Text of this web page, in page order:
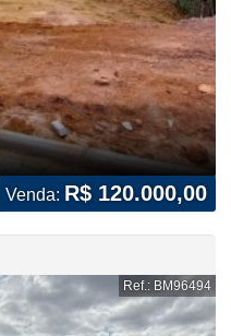
Venda: R$ 120.000,00
Ref.: BM96494